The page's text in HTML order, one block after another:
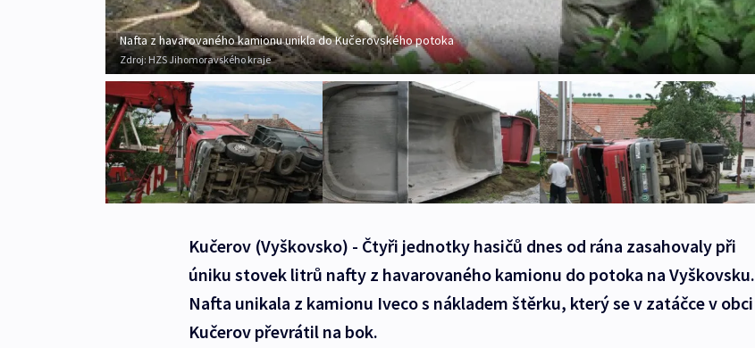
Nafta z havarovaného kamionu unikla do Kučerovského potoka
Zdroj: HZS Jihomoravského kraje
Kučerov (Vyškovsko) - Čtyři jednotky hasičů dnes od rána zasahovaly při
úniku stovek litrů nafty z havarovaného kamionu do potoka na Vyškovsku.
Nafta unikala z kamionu Iveco s nákladem štěrku, který se v zatáčce v obci
Kučerov převrátil na bok.